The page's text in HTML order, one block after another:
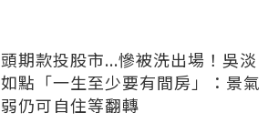
頭期款投股市...慘被洗出場！吳淡
如點「一生至少要有間房」：景氣
弱仍可自住等翻轉